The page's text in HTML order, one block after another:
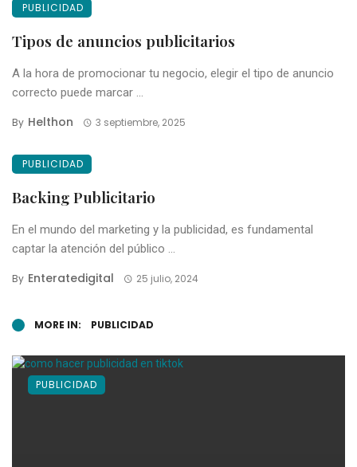
PUBLICIDAD
Tipos de anuncios publicitarios
A la hora de promocionar tu negocio, elegir el tipo de anuncio
correcto puede marcar ...
By Helthon 3 septiembre, 2025
PUBLICIDAD
Backing Publicitario
En el mundo del marketing y la publicidad, es fundamental
captar la atención del público ...
By Enteratedigital 25 julio, 2024
MORE IN: PUBLICIDAD
PUBLICIDAD